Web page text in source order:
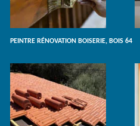
PEINTRE RÉNOVATION BOISERIE, BOIS 64